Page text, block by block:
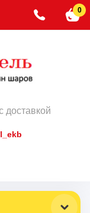
0
доставкой